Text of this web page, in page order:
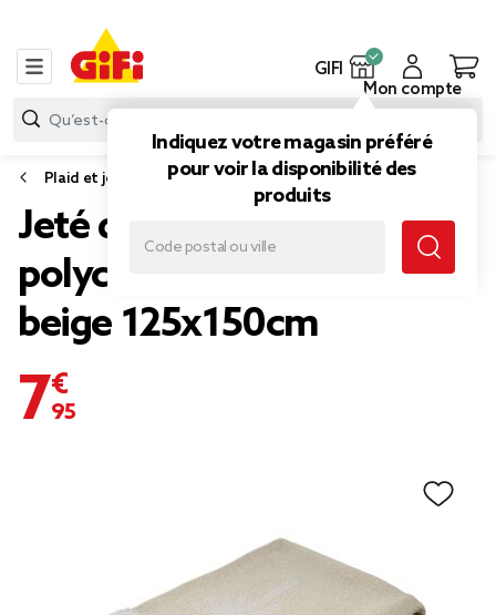
GIFI
Indiquez votre magasin préféré
pour voir la disponibilité des
produits
Mon compte
Plaid et jeté de canapé
Jeté de canapé à franges
polycoton motif palmier
beige 125x150cm
7,95 €